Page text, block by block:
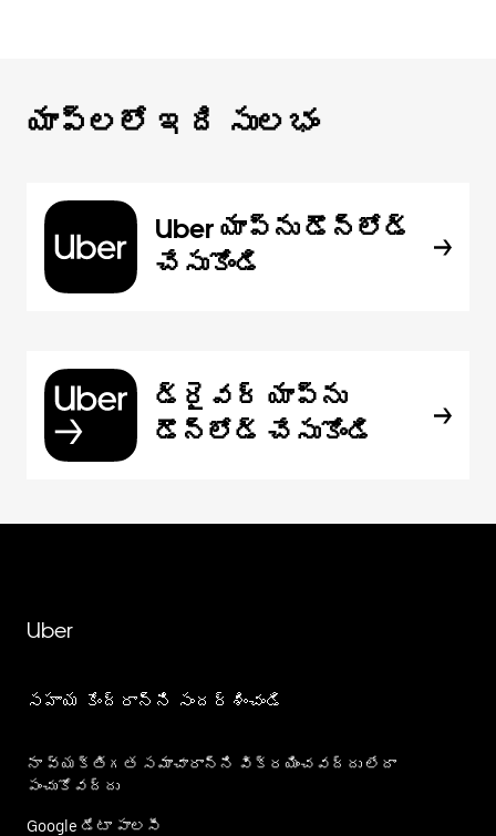
యాప్‌లలో ఇది సులభం
Uber యాప్‌ను డౌన్‌లోడ్
చేసుకోండి
డ్రైవర్ యాప్‌ను
డౌన్‌లోడ్ చేసుకోండి
Uber
సహాయ కేంద్రాన్ని సందర్శించండి
నా వ్యక్తిగత సమాచారాన్ని విక్రయించవద్దు లేదా
పంచుకోవద్దు
Google డేటా పాలసీ